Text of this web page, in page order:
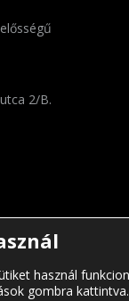
2/B.
használ
gombra